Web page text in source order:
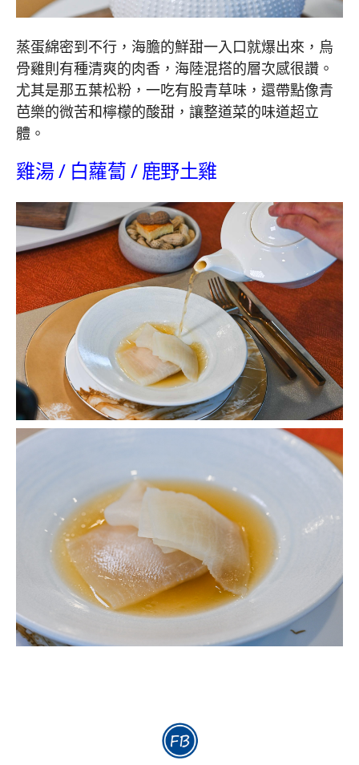
蒸蛋綿密到不行，海膽的鮮甜一入口就爆出來，烏
骨雞則有種清爽的肉香，海陸混搭的層次感很讚。
尤其是那五葉松粉，一吃有股青草味，還帶點像青
芭樂的微苦和檸檬的酸甜，讓整道菜的味道超立
體。
雞湯 / 白蘿蔔 / 鹿野土雞